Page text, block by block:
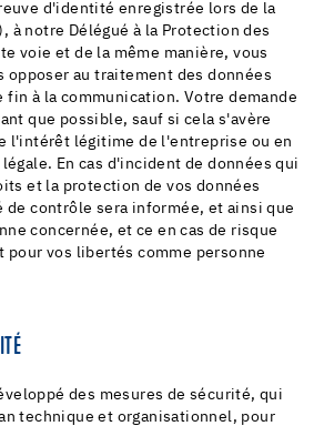
d'identité enregistrée lors de la
à notre Délégué à la Protection des
voie et de la même manière, vous
opposer au traitement des données
à la communication. Votre demande
que possible, sauf si cela s'avère
l'intérêt légitime de l'entreprise ou en
En cas d'incident de données qui
et la protection de vos données
contrôle sera informée, et ainsi que
concernée, et ce en cas de risque
pour vos libertés comme personne
des mesures de sécurité, qui
technique et organisationnel, pour